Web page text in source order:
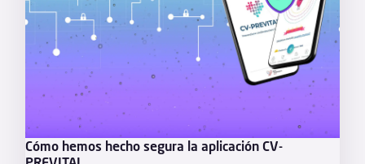
Cómo hemos hecho segura la aplicación CV-